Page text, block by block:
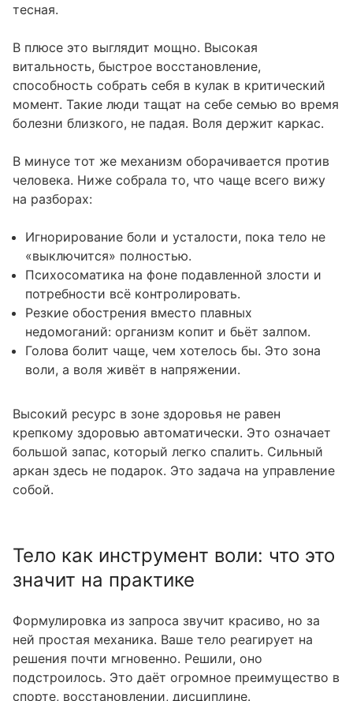
тесная.
В плюсе это выглядит мощно. Высокая
витальность, быстрое восстановление,
способность собрать себя в кулак в критический
момент. Такие люди тащат на себе семью во время
болезни близкого, не падая. Воля держит каркас.
В минусе тот же механизм оборачивается против
человека. Ниже собрала то, что чаще всего вижу
на разборах:
Игнорирование боли и усталости, пока тело не
«выключится» полностью.
Психосоматика на фоне подавленной злости и
потребности всё контролировать.
Резкие обострения вместо плавных
недомоганий: организм копит и бьёт залпом.
Голова болит чаще, чем хотелось бы. Это зона
воли, а воля живёт в напряжении.
Высокий ресурс в зоне здоровья не равен
крепкому здоровью автоматически. Это означает
большой запас, который легко спалить. Сильный
аркан здесь не подарок. Это задача на управление
собой.
Тело как инструмент воли: что это
значит на практике
Формулировка из запроса звучит красиво, но за
ней простая механика. Ваше тело реагирует на
решения почти мгновенно. Решили, оно
подстроилось. Это даёт огромное преимущество в
спорте, восстановлении, дисциплине.